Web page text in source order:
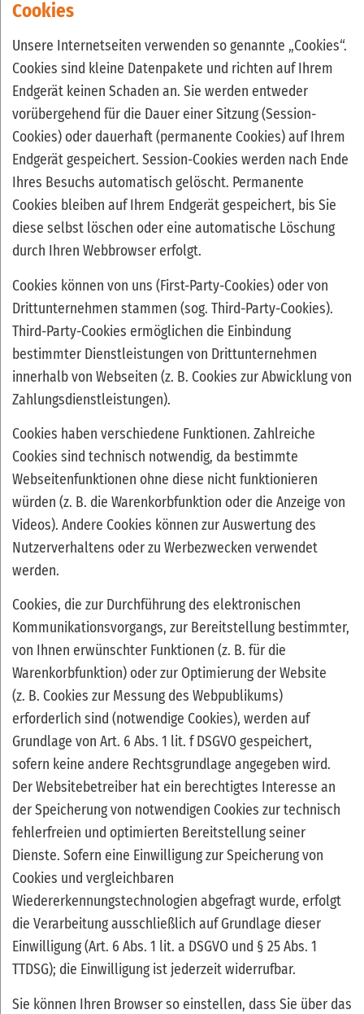
Cookies
Unsere Internetseiten verwenden so genannte „Cookies“.
Cookies sind kleine Datenpakete und richten auf Ihrem
Endgerät keinen Schaden an. Sie werden entweder
vorübergehend für die Dauer einer Sitzung (Session-
Cookies) oder dauerhaft (permanente Cookies) auf Ihrem
Endgerät gespeichert. Session-Cookies werden nach Ende
Ihres Besuchs automatisch gelöscht. Permanente
Cookies bleiben auf Ihrem Endgerät gespeichert, bis Sie
diese selbst löschen oder eine automatische Löschung
durch Ihren Webbrowser erfolgt.
Cookies können von uns (First-Party-Cookies) oder von
Drittunternehmen stammen (sog. Third-Party-Cookies).
Third-Party-Cookies ermöglichen die Einbindung
bestimmter Dienstleistungen von Drittunternehmen
innerhalb von Webseiten (z. B. Cookies zur Abwicklung von
Zahlungsdienstleistungen).
Cookies haben verschiedene Funktionen. Zahlreiche
Cookies sind technisch notwendig, da bestimmte
Webseitenfunktionen ohne diese nicht funktionieren
würden (z. B. die Warenkorbfunktion oder die Anzeige von
Videos). Andere Cookies können zur Auswertung des
Nutzerverhaltens oder zu Werbezwecken verwendet
werden.
Cookies, die zur Durchführung des elektronischen
Kommunikationsvorgangs, zur Bereitstellung bestimmter,
von Ihnen erwünschter Funktionen (z. B. für die
Warenkorbfunktion) oder zur Optimierung der Website
(z. B. Cookies zur Messung des Webpublikums)
erforderlich sind (notwendige Cookies), werden auf
Grundlage von Art. 6 Abs. 1 lit. f DSGVO gespeichert,
sofern keine andere Rechtsgrundlage angegeben wird.
Der Websitebetreiber hat ein berechtigtes Interesse an
der Speicherung von notwendigen Cookies zur technisch
fehlerfreien und optimierten Bereitstellung seiner
Dienste. Sofern eine Einwilligung zur Speicherung von
Cookies und vergleichbaren
Wiedererkennungstechnologien abgefragt wurde, erfolgt
die Verarbeitung ausschließlich auf Grundlage dieser
Einwilligung (Art. 6 Abs. 1 lit. a DSGVO und § 25 Abs. 1
TTDSG); die Einwilligung ist jederzeit widerrufbar.
Sie können Ihren Browser so einstellen, dass Sie über das